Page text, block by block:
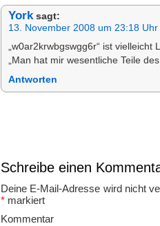
York sagt:
13. November 2008 um 23:18 Uhr
„w0ar2krwbgswgg6r“ ist vielleicht
„Man hat mir wesentliche Teile
Antworten
Schreibe einen
Deine E-Mail-Adresse wird nicht
* markiert